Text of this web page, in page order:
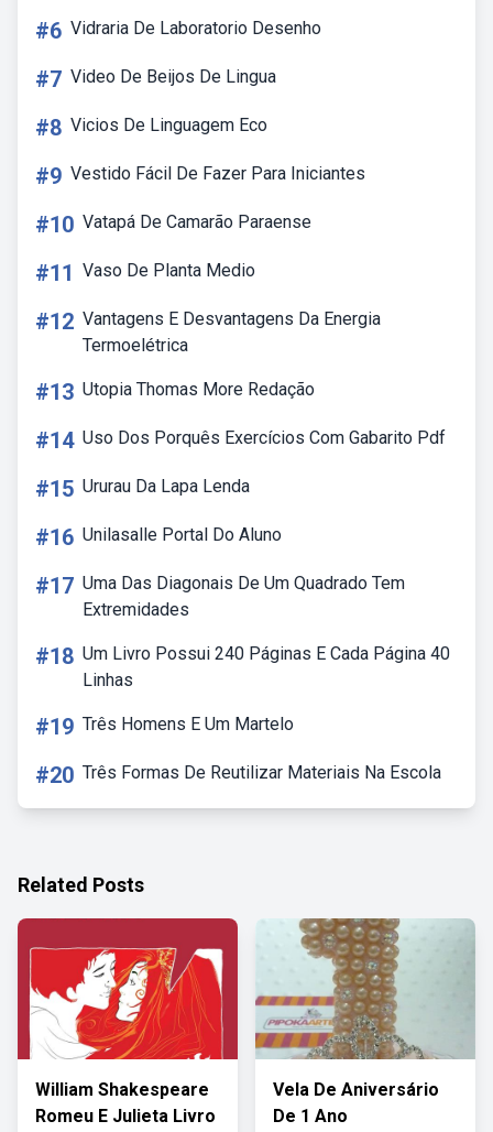
#6 Vidraria De Laboratorio Desenho
#7 Video De Beijos De Lingua
#8 Vicios De Linguagem Eco
#9 Vestido Fácil De Fazer Para Iniciantes
#10 Vatapá De Camarão Paraense
#11 Vaso De Planta Medio
#12 Vantagens E Desvantagens Da Energia
Termoelétrica
#13 Utopia Thomas More Redação
#14 Uso Dos Porquês Exercícios Com Gabarito Pdf
#15 Ururau Da Lapa Lenda
#16 Unilasalle Portal Do Aluno
#17 Uma Das Diagonais De Um Quadrado Tem
Extremidades
#18 Um Livro Possui 240 Páginas E Cada Página 40
Linhas
#19 Três Homens E Um Martelo
#20 Três Formas De Reutilizar Materiais Na Escola
Related Posts
William Shakespeare
Romeu E Julieta Livro
Vela De Aniversário
De 1 Ano